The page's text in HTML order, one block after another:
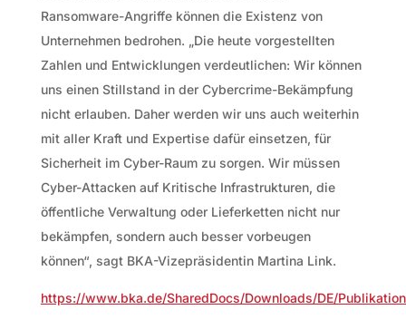
Ransomware-Angriffe können die Existenz von
Unternehmen bedrohen. „Die heute vorgestellten
Zahlen und Entwicklungen verdeutlichen: Wir können
uns einen Stillstand in der Cybercrime-Bekämpfung
nicht erlauben. Daher werden wir uns auch weiterhin
mit aller Kraft und Expertise dafür einsetzen, für
Sicherheit im Cyber-Raum zu sorgen. Wir müssen
Cyber-Attacken auf Kritische Infrastrukturen, die
öffentliche Verwaltung oder Lieferketten nicht nur
bekämpfen, sondern auch besser vorbeugen
können“, sagt BKA-Vizepräsidentin Martina Link.
https://www.bka.de/SharedDocs/Downloads/DE/